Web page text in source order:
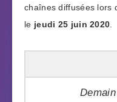
chaînes diffusées lors
le jeudi 25 juin 2020